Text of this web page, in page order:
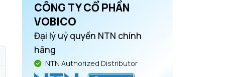
CÔNG TY CỔ PHẦN
VOBICO
Đại lý uỷ quyền NTN chính
hãng
NTN Authorized Distributor